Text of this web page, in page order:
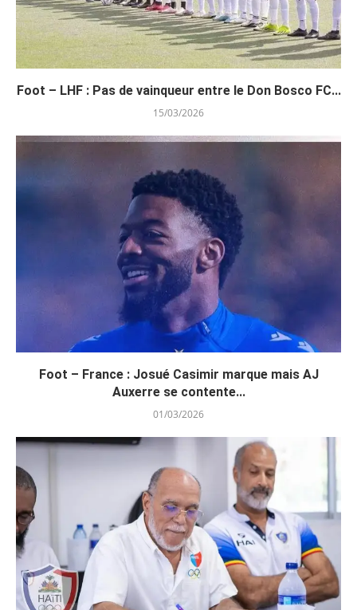
Foot – LHF : Pas de vainqueur entre le Don Bosco FC...
15/03/2026
Foot – France : Josué Casimir marque mais AJ
Auxerre se contente...
01/03/2026